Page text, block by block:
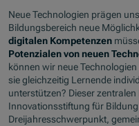
Neue Technologien prägen
Bildungsbereich neue
digitalen Kompetenzen
Potenzialenvon neuen
können wir neue
sie gleichzeitig Lernende
unterstützen? Dieser
Innovationsstiftung für
Dreijahresschwerpunkt,